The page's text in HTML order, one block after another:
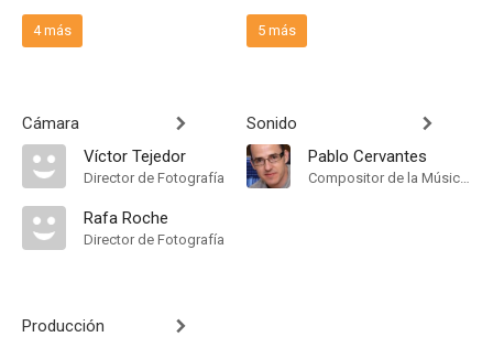
4 más
Cámara
Víctor Tejedor
Director de Fotografía
Rafa Roche
Director de Fotografía
Producción
5 más
Sonido
Pablo Cervantes
Compositor de la Música Original